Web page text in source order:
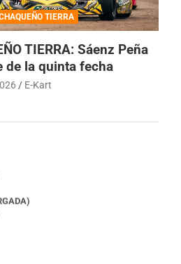
TIERRA
TIERRA: Sáenz Peña
de la quinta fecha
E-Kart